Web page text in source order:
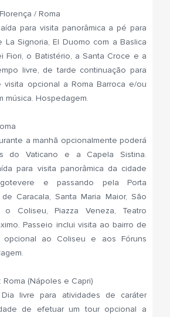
/ Roma
para visita panorâmica a pé para
La Signoria, El Duomo com a Baslica
Fiori, o Batistério, a Santa Croce e a
livre, de tarde continuação para
visita opcional a Roma Barroca e/ou
música. Hospedagem.
a manhã opcionalmente poderá
do Vaticano e a Capela Sistina.
para visita panorâmica da cidade
e passando pela Porta
Caracala, Santa Maria Maior, São
Coliseu, Piazza Veneza, Teatro
Passeio inclui visita ao bairro de
opcional ao Coliseu e aos Fóruns
Roma (Nápoles e Capri)
livre para atividades de caráter
de efetuar um tour opcional a